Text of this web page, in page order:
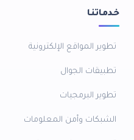
خدماتنا
تطوير المواقع الإلكترونية
تطبيقات الجوال
تطوير البرمجيات
الشبكات وأمن المعلومات